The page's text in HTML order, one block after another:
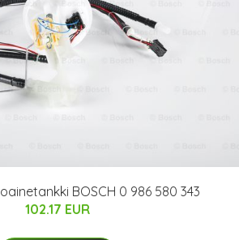
BOSCH 0 986 580 343
102.17 EUR